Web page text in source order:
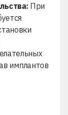
При
имплантов